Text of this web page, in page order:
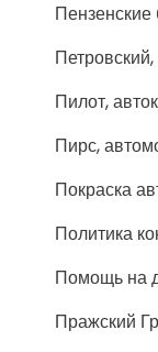
Пилот,
Пирс,
Покраска
Политика
Помощь на
Пражский